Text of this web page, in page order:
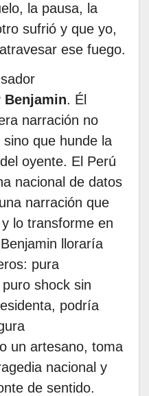
la pausa, la
sufrió y que yo,
ese fuego.
Benjamin. Él
narración no
que hunde la
oyente. El Perú
nacional de datos
narración que
lo transforme en
lloraría
pura
shock sin
podría
un artesano, toma
nacional y
de sentido.